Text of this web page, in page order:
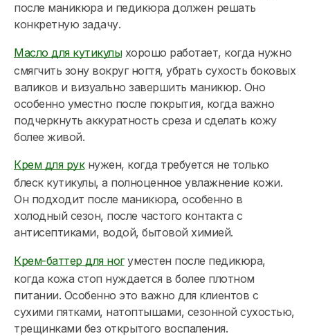
после маникюра и педикюра должен решать
конкретную задачу.
Масло для кутикулыхорошо работает, когда нужно
смягчить зону вокруг ногтя, убрать сухость боковых
валиков и визуально завершить маникюр. Оно
особенно уместно после покрытия, когда важно
подчеркнуть аккуратность среза и сделать кожу
более живой.
Крем для рукнужен, когда требуется не только
блеск кутикулы, а полноценное увлажнение кожи.
Он подходит после маникюра, особенно в
холодный сезон, после частого контакта с
антисептиками, водой, бытовой химией.
Крем-баттер для ногуместен после педикюра,
когда кожа стоп нуждается в более плотном
питании. Особенно это важно для клиентов с
сухими пятками, натоптышами, сезонной сухостью,
трещинками без открытого воспаления.